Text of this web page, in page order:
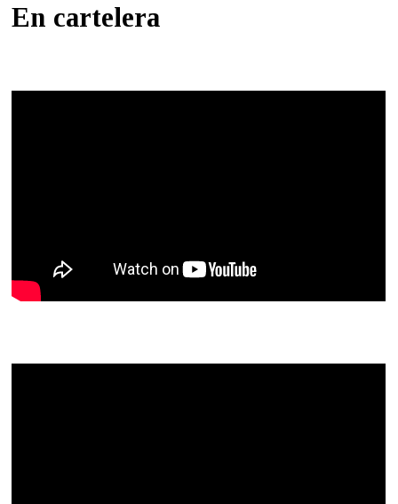
En cartelera